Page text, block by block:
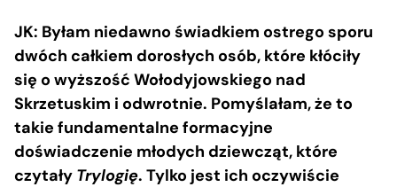
JK: Byłam niedawno świadkiem ostrego sporu
dwóch całkiem dorosłych osób, które kłóciły
się o wyższość Wołodyjowskiego nad
Skrzetuskim i odwrotnie. Pomyślałam, że to
takie fundamentalne formacyjne
doświadczenie młodych dziewcząt, które
czytały Trylogię. Tylko jest ich oczywiście